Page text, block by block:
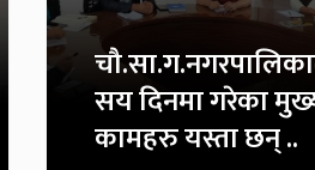
सय दिनमा गरेका
कामहरु यस्ता छन् ..